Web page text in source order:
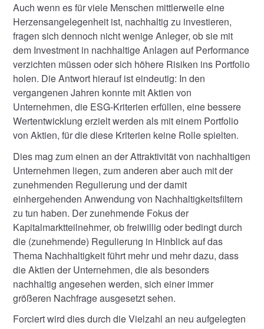
Auch wenn es für viele Menschen mittlerweile eine
Herzensangelegenheit ist, nachhaltig zu investieren,
fragen sich dennoch nicht wenige Anleger, ob sie mit
dem Investment in nachhaltige Anlagen auf Performance
verzichten müssen oder sich höhere Risiken ins Portfolio
holen. Die Antwort hierauf ist eindeutig: In den
vergangenen Jahren konnte mit Aktien von
Unternehmen, die ESG-Kriterien erfüllen, eine bessere
Wertentwicklung erzielt werden als mit einem Portfolio
von Aktien, für die diese Kriterien keine Rolle spielten.
Dies mag zum einen an der Attraktivität von nachhaltigen
Unternehmen liegen, zum anderen aber auch mit der
zunehmenden Regulierung und der damit
einhergehenden Anwendung von Nachhaltigkeitsfiltern
zu tun haben. Der zunehmende Fokus der
Kapitalmarktteilnehmer, ob freiwillig oder bedingt durch
die (zunehmende) Regulierung in Hinblick auf das
Thema Nachhaltigkeit führt mehr und mehr dazu, dass
die Aktien der Unternehmen, die als besonders
nachhaltig angesehen werden, sich einer immer
größeren Nachfrage ausgesetzt sehen.
Forciert wird dies durch die Vielzahl an neu aufgelegten